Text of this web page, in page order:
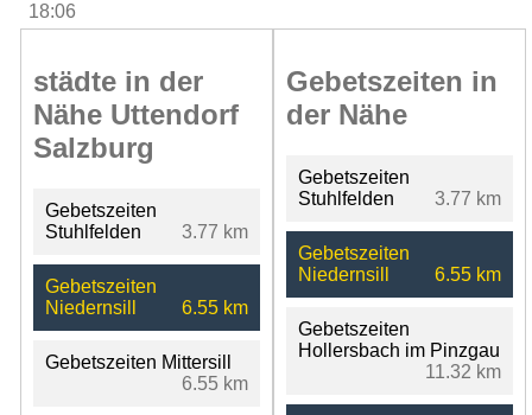
18:06
städte in der
Nähe Uttendorf
Salzburg
Gebetszeiten
Stuhlfelden
3.77 km
Gebetszeiten
Niedernsill
6.55 km
Gebetszeiten Mittersill
6.55 km
Gebetszeiten in
der Nähe
Gebetszeiten
Stuhlfelden
3.77 km
Gebetszeiten
Niedernsill
6.55 km
Gebetszeiten
Hollersbach im Pinzgau
11.32 km